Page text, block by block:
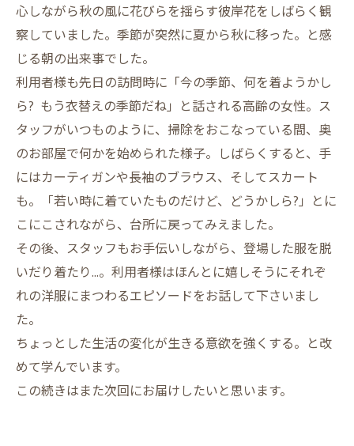
心しながら秋の風に花びらを揺らす彼岸花をしばらく観
察していました。季節が突然に夏から秋に移った。と感
じる朝の出来事でした。
利用者様も先日の訪問時に「今の季節、何を着ようかし
ら? もう衣替えの季節だね」と話される高齢の女性。ス
タッフがいつものように、掃除をおこなっている間、奥
のお部屋で何かを始められた様子。しばらくすると、手
にはカーティガンや長袖のブラウス、そしてスカート
も。「若い時に着ていたものだけど、どうかしら?」とに
こにこされながら、台所に戻ってみえました。
その後、スタッフもお手伝いしながら、登場した服を脱
いだり着たり…。利用者様はほんとに嬉しそうにそれぞ
れの洋服にまつわるエピソードをお話して下さいまし
た。
ちょっとした生活の変化が生きる意欲を強くする。と改
めて学んでいます。
この続きはまた次回にお届けしたいと思います。